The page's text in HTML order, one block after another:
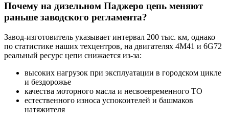
Почему на дизельном Паджеро цепь меняют
раньше заводского регламента?
Завод-изготовитель указывает интервал 200 тыс. км, однако
по статистике наших техцентров, на двигателях 4M41 и 6G72
реальный ресурс цепи снижается из-за:
высоких нагрузок при эксплуатации в городском цикле
и бездорожье
качества моторного масла и несвоевременного ТО
естественного износа успокоителей и башмаков
натяжителя